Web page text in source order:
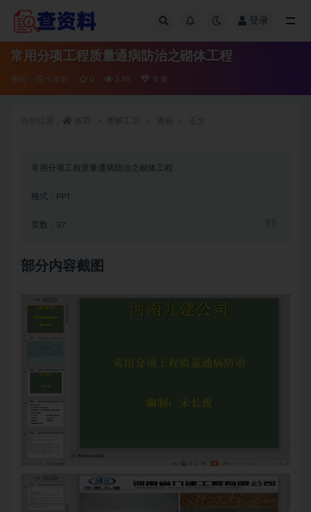
登录
常用分项工程质量通病防治之砌体工程
通病 5 年前 0 2.8K 专属
常用分项工程质量通病防治之砌体工程
格式：PPT
页数：37
部分内容截图